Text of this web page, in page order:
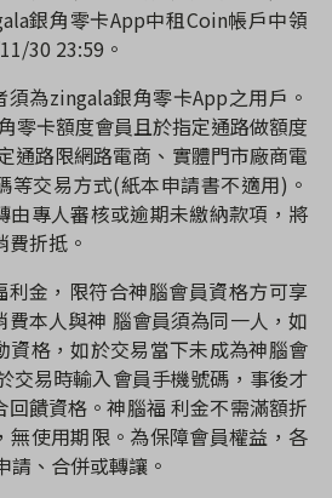
銀角零卡App中租Coin帳戶中領
30 23:59。
為zingala銀角零卡App之用戶。
零卡額度會員且於指定通路做額度
通路限網路電商、實體門市廠商電
等交易方式(紙本申請書不適用)。
由專人審核或逾期未繳納款項，將
折抵。
金，限符合神腦會員資格方可享
本人與神 腦會員須為同一人，如
資格，如於交易當下未成為神腦會
交易時輸入會員手機號碼，事後才
饋資格。神腦福 利金不需滿額折
無使用期限。為保障會員權益，各
請、合併或轉讓。